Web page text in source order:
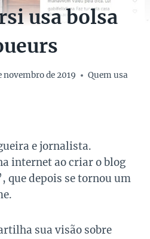
usa bolsa
novembro de 2019 Quem usa
e jornalista.
internet ao criar o blog
que depois se tornou um
sua visão sobre